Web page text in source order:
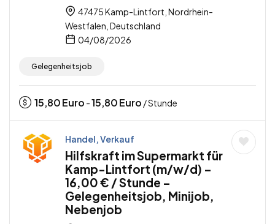
47475 Kamp-Lintfort, Nordrhein-
Westfalen, Deutschland
04/08/2026
Gelegenheitsjob
15,80Euro -15,80Euro / Stunde
Handel, Verkauf
Hilfskraft im Supermarkt für
Kamp-Lintfort (m/w/d) –
16,00 € / Stunde –
Gelegenheitsjob, Minijob,
Nebenjob